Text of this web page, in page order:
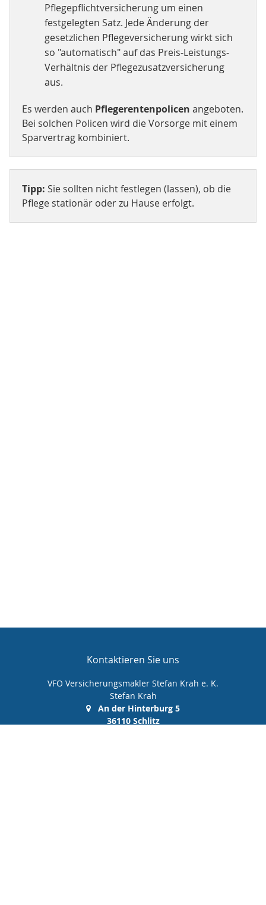
Pflegepflichtversicherung um einen
festgelegten Satz. Jede Änderung der
gesetzlichen Pflegeversicherung wirkt sich
so "automatisch" auf das Preis-Leistungs-
Verhältnis der Pflegezusatzversicherung
aus.
Es werden auch Pflegerentenpolicen angeboten.
Bei solchen Policen wird die Vorsorge mit einem
Sparvertrag kombiniert.
Tipp: Sie sollten nicht festlegen (lassen), ob die
Pflege stationär oder zu Hause erfolgt.
Kontaktieren Sie uns
VFO Versicherungsmakler Stefan Krah e. K.
Stefan Krah
An der Hinterburg 5
36110 Schlitz